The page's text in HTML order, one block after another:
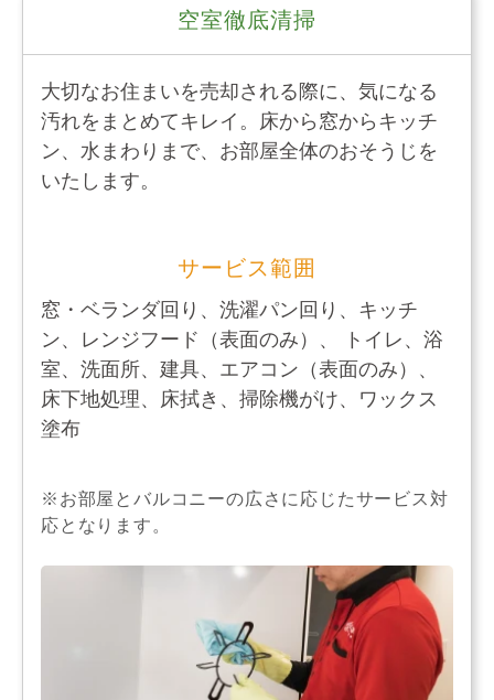
空室徹底清掃
大切なお住まいを売却される際に、 気になる
汚れをまとめてキレイ。 床から窓からキッチ
ン、水まわりまで、お部屋全体のおそうじを
いたします。
サービス範囲
窓・ベランダ回り、洗濯パン回り、キッチ
ン、レンジフード（表面のみ）、 トイレ、浴
室、洗面所、建具、エアコン（表面のみ）、
床下地処理、床拭き、掃除機がけ、ワックス
塗布
※お部屋とバルコニーの広さに応じたサービス対
応となります。